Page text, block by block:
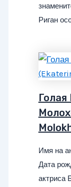
Риган
Голая
Имя на
Дата
актриса